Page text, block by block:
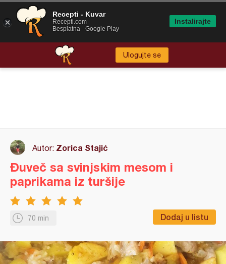
Ulogujte se
Autor: Zorica Stajić
70 min Dodaj u listu
Đuveč sa svinjskim mesom i
paprikama iz turšije
Recepti - Kuvar
Recepti.com
Besplatna - Google Play
Instalirajte